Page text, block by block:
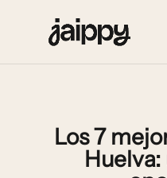
Los 7